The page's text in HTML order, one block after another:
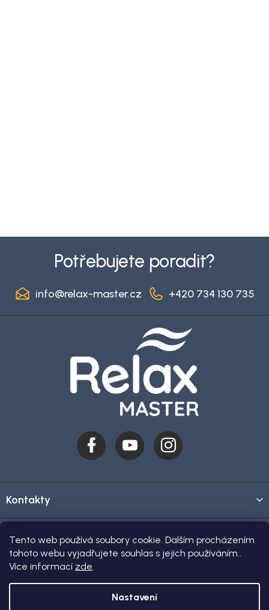
Tento web používá soubory cookie. Dalším procházením
tohoto webu vyjadřujete souhlas s jejich používáním..
Více informací zde.
Nastavení
Potřebujete poradit?
info@relax-master.cz +420 734 130 735
Kontakty
O nákupu
Showroom
Relax-master.cz. Všechna práva vyhrazena.